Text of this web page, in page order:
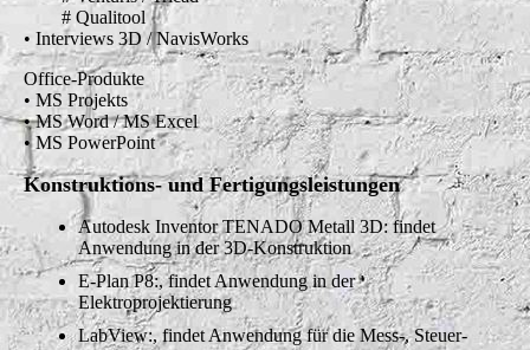
# Qualitool
• Interviews 3D / NavisWorks
Office-Produkte
• MS Projekts
• MS Word / MS Excel
• MS PowerPoint
Konstruktions- und Fertigungsleistungen
Autodesk Inventor TENADO Metall 3D: findet
Anwendung in der 3D-Konstruktion
E-Plan P8:, findet Anwendung in der
Elektroprojektierung
LabView:, findet Anwendung für die Mess-, Steuer-